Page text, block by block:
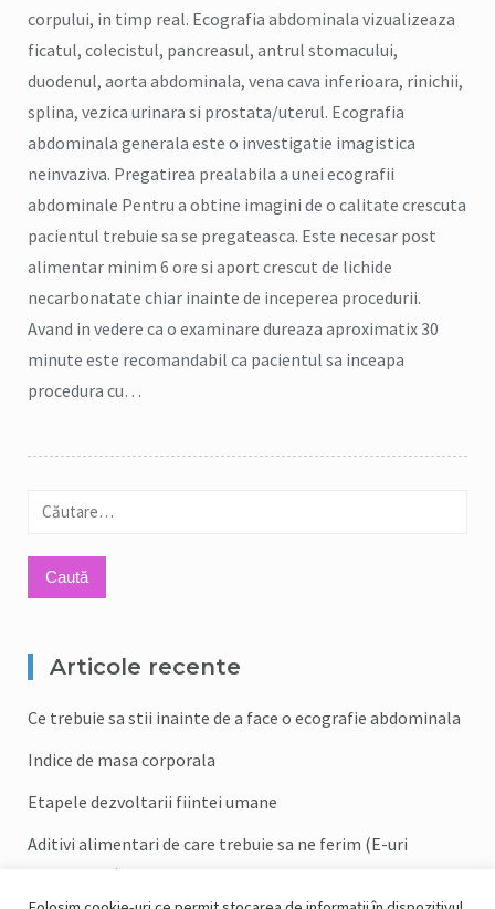
corpului, in timp real. Ecografia abdominala vizualizeaza
ficatul, colecistul, pancreasul, antrul stomacului,
duodenul, aorta abdominala, vena cava inferioara, rinichii,
splina, vezica urinara si prostata/uterul. Ecografia
abdominala generala este o investigatie imagistica
neinvaziva. Pregatirea prealabila a unei ecografii
abdominale Pentru a obtine imagini de o calitate crescuta
pacientul trebuie sa se pregateasca. Este necesar post
alimentar minim 6 ore si aport crescut de lichide
necarbonatate chiar inainte de inceperea procedurii.
Avand in vedere ca o examinare dureaza aproximatix 30
minute este recomandabil ca pacientul sa inceapa
procedura cu…
Caută
Articole recente
Ce trebuie sa stii inainte de a face o ecografie abdominala
Indice de masa corporala
Etapele dezvoltarii fiintei umane
Aditivi alimentari de care trebuie sa ne ferim (E-uri
periculoase)